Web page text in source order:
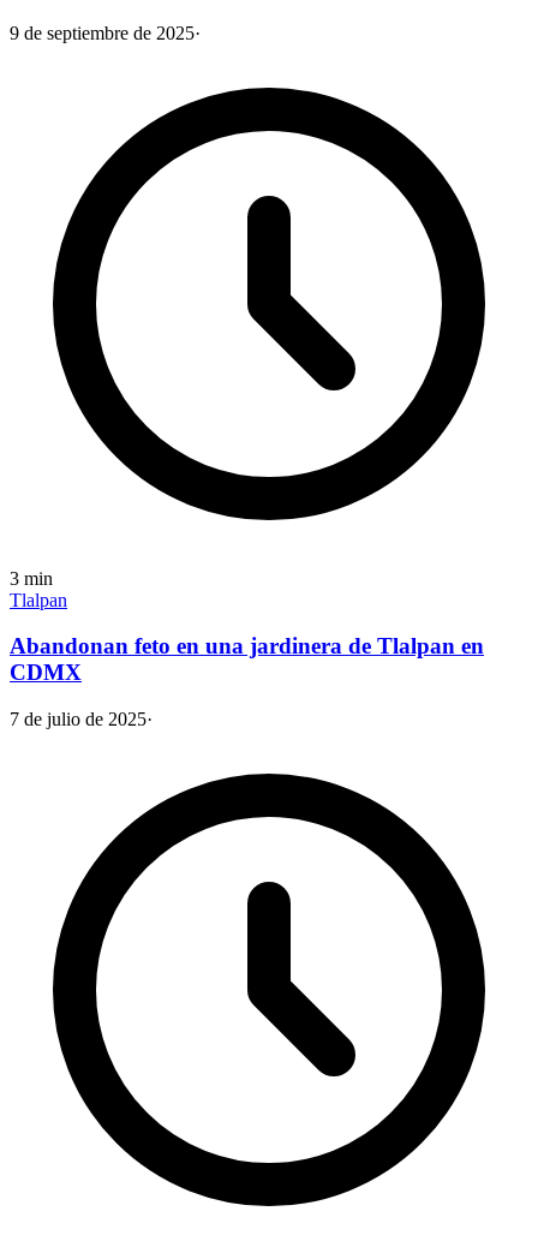
9 de septiembre de 2025·
3 min
Tlalpan
Abandonan feto en una jardinera de Tlalpan en
CDMX
7 de julio de 2025·